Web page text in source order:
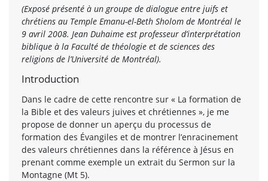
(Exposé présenté à un groupe de dialogue entre juifs et
chrétiens au Temple Emanu-el-Beth Sholom de Montréal le
9 avril 2008. Jean Duhaime est professeur d’interprétation
biblique à la Faculté de théologie et de sciences des
religions de l’Université de Montréal).
Introduction
Dans le cadre de cette rencontre sur « La formation de
la Bible et des valeurs juives et chrétiennes », je me
propose de donner un aperçu du processus de
formation des Évangiles et de montrer l’enracinement
des valeurs chrétiennes dans la référence à Jésus en
prenant comme exemple un extrait du Sermon sur la
Montagne (Mt 5).